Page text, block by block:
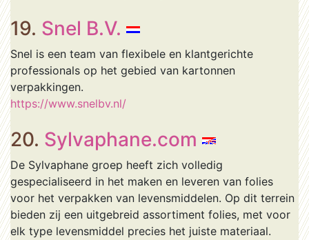
19. Snel B.V.
Snel is een team van flexibele en klantgerichte
professionals op het gebied van kartonnen
verpakkingen.
https://www.snelbv.nl/
20. Sylvaphane.com
De Sylvaphane groep heeft zich volledig
gespecialiseerd in het maken en leveren van folies
voor het verpakken van levensmiddelen. Op dit terrein
bieden zij een uitgebreid assortiment folies, met voor
elk type levensmiddel precies het juiste materiaal.